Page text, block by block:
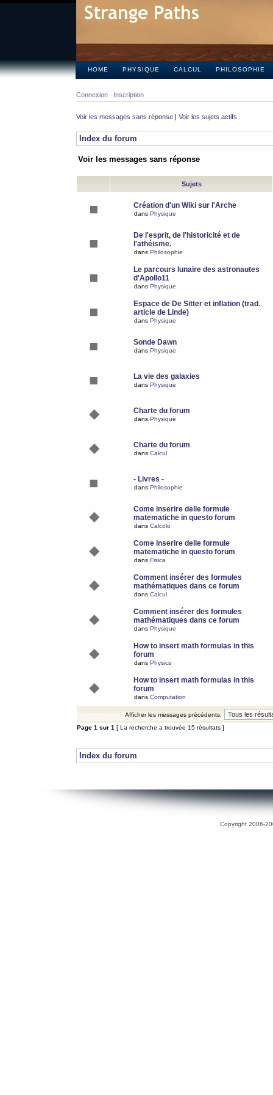
HOME PHYSIQUE CALCUL PHILOSOPHIE
Connexion Inscription
Voir les messages sans réponse | Voir les sujets actifs
Index du forum
Voir les messages sans réponse
Sujets
Création d'un Wiki sur l'Arche
dans Physique
De l'esprit, de l'historicité et de
l'athéisme.
dans Philosophie
Le parcours lunaire des astronautes
d'Apollo11
dans Physique
Espace de De Sitter et inflation (trad.
article de Linde)
dans Physique
Sonde Dawn
dans Physique
La vie des galaxies
dans Physique
Charte du forum
dans Physique
Charte du forum
dans Calcul
- Livres -
dans Philosophie
Come inserire delle formule
matematiche in questo forum
dans Calcolo
Come inserire delle formule
matematiche in questo forum
dans Fisica
Comment insérer des formules
mathématiques dans ce forum
dans Calcul
Comment insérer des formules
mathématiques dans ce forum
dans Physique
How to insert math formulas in this
forum
dans Physics
How to insert math formulas in this
forum
dans Computation
Afficher les messages précédents:
Page 1 sur 1 [ La recherche a trouvée 15 résultats ]
Index du forum
Copyright 2006-